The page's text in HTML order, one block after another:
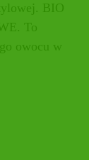
BIO
To
owocu w